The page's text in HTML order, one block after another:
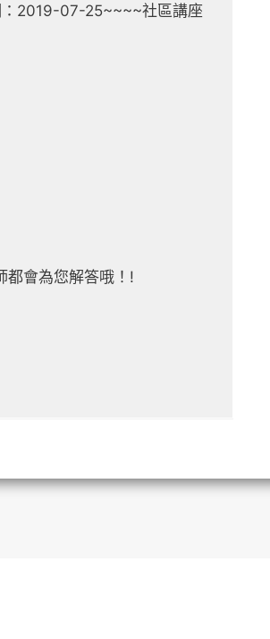
：2019-07-25~~~~社區講座
都會為您解答哦！!